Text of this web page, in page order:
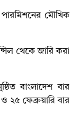
পারমিশনের মৌখিক
থেকে জারি করা
বাংলাদেশ বার
ও ২৫ ফেব্রুয়ারি বার